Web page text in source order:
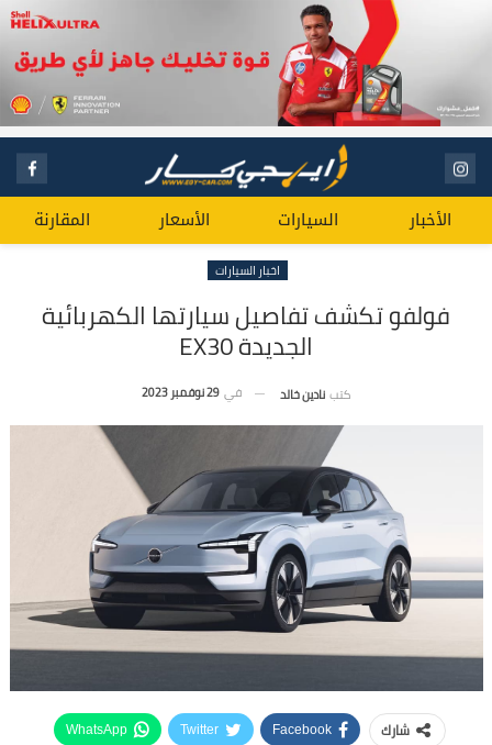
الأخبار السيارات الأسعار المقارنة
اخبار السيارات
فولفو تكشف تفاصيل سيارتها الكهربائية
الجديدة EX30
كتب نادين خالد في 29 نوفمبر 2023
شارك Facebook
Twitter
WhatsApp